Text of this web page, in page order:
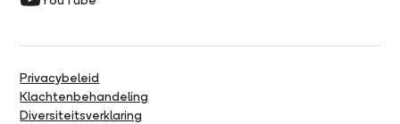
Privacybeleid
Klachtenbehandeling
Diversiteitsverklaring